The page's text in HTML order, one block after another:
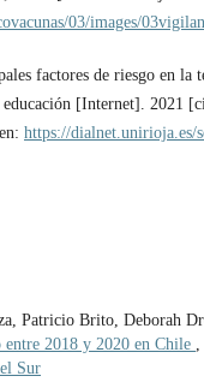
03/images/
factores de riesgo en la
[Internet]. 2021
https://dialnet.unirioja.es/
Patricio Brito, Deborah
entre 2018 y 2020 en Chile ,
Sur